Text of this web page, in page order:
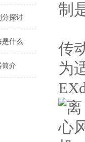
分探讨
是什么
简介
制
传
为